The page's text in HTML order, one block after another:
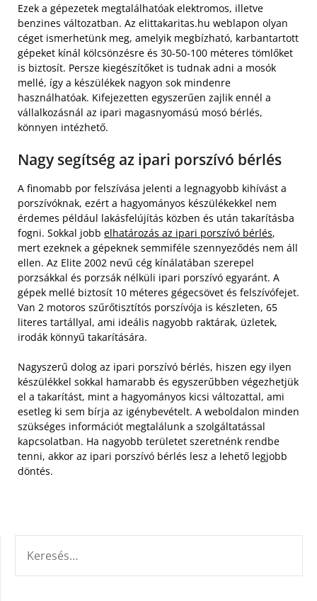
Ezek a gépezetek megtalálhatóak elektromos, illetve
benzines változatban. Az elittakaritas.hu weblapon olyan
céget ismerhetünk meg, amelyik megbízható, karbantartott
gépeket kínál kölcsönzésre és 30-50-100 méteres tömlőket
is biztosít. Persze kiegészítőket is tudnak adni a mosók
mellé, így a készülékek nagyon sok mindenre
használhatóak. Kifejezetten egyszerűen zajlik ennél a
vállalkozásnál az ipari magasnyomású mosó bérlés,
könnyen intézhető.
Nagy segítség az ipari porszívó bérlés
A finomabb por felszívása jelenti a legnagyobb kihívást a
porszívóknak, ezért a hagyományos készülékekkel nem
érdemes például lakásfelújítás közben és után takarításba
fogni. Sokkal jobb elhatározás az ipari porszívó bérlés,
mert ezeknek a gépeknek semmiféle szennyeződés nem áll
ellen. Az Elite 2002 nevű cég kínálatában szerepel
porzsákkal és porzsák nélküli ipari porszívó egyaránt. A
gépek mellé biztosít 10 méteres gégecsövet és felszívófejet.
Van 2 motoros szűrőtisztítós porszívója is készleten, 65
literes tartállyal, ami ideális nagyobb raktárak, üzletek,
irodák könnyű takarítására.
Nagyszerű dolog az ipari porszívó bérlés, hiszen egy ilyen
készülékkel sokkal hamarabb és egyszerűbben végezhetjük
el a takarítást, mint a hagyományos kicsi változattal, ami
esetleg ki sem bírja az igénybevételt. A weboldalon minden
szükséges információt megtalálunk a szolgáltatással
kapcsolatban. Ha nagyobb területet szeretnénk rendbe
tenni, akkor az ipari porszívó bérlés lesz a lehető legjobb
döntés.